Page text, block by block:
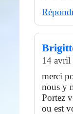
14 avril
merci
nous y
Portez
ou est